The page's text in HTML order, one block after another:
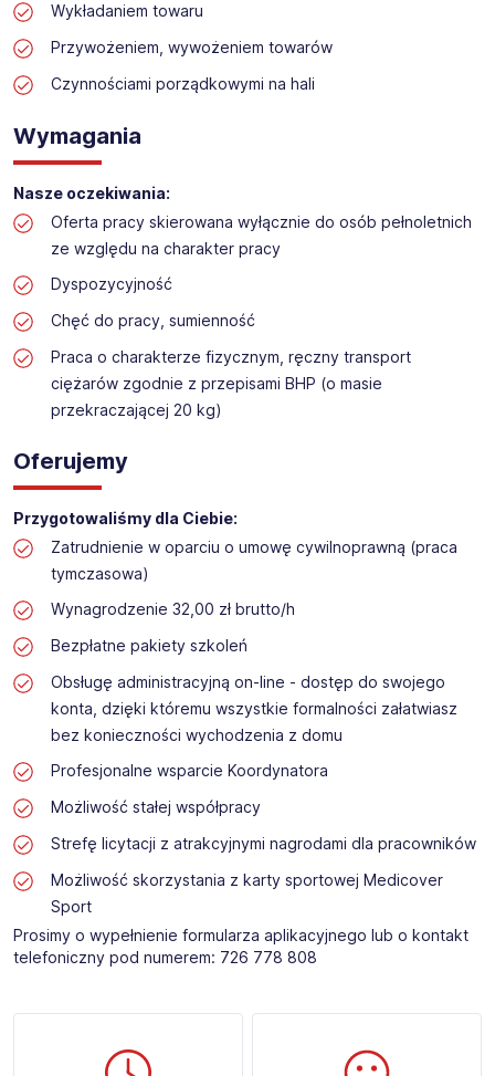
przedsiębiorstw w Polsce. Agencja jest wpisana pod nr
stanowisko:
Lokalizacja: Zgorzelec
Wykładaniem towaru
Przywożeniem, wywożeniem towarów
Czynnościami porządkowymi na hali
Wymagania
Nasze oczekiwania:
Oferta pracy skierowana wyłącznie do osób pełnoletnich
ze względu na charakter pracy
Dyspozycyjność
Chęć do pracy, sumienność
Praca o charakterze fizycznym, ręczny transport
ciężarów zgodnie z przepisami BHP (o masie
przekraczającej 20 kg)
Oferujemy
Przygotowaliśmy dla Ciebie:
Zatrudnienie w oparciu o umowę cywilnoprawną (praca
tymczasowa)
Wynagrodzenie 32,00 zł brutto/h
Bezpłatne pakiety szkoleń
Obsługę administracyjną on-line - dostęp do swojego
konta, dzięki któremu wszystkie formalności załatwiasz
bez konieczności wychodzenia z domu
Profesjonalne wsparcie Koordynatora
Możliwość stałej współpracy
Strefę licytacji z atrakcyjnymi nagrodami dla pracowników
Możliwość skorzystania z karty sportowej Medicover
Sport
Prosimy o wypełnienie formularza aplikacyjnego lub o kontakt
telefoniczny pod numerem: 726 778 808